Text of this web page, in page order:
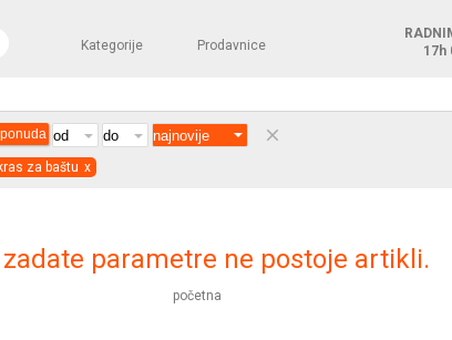
Kategorije Prodavnice
17h
clear
za baštu x
parametre ne postoje artikli.
početna